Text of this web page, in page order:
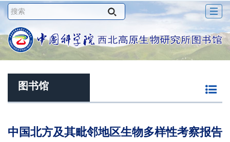
图书馆
中国北方及其毗邻地区生物多样性考察报告